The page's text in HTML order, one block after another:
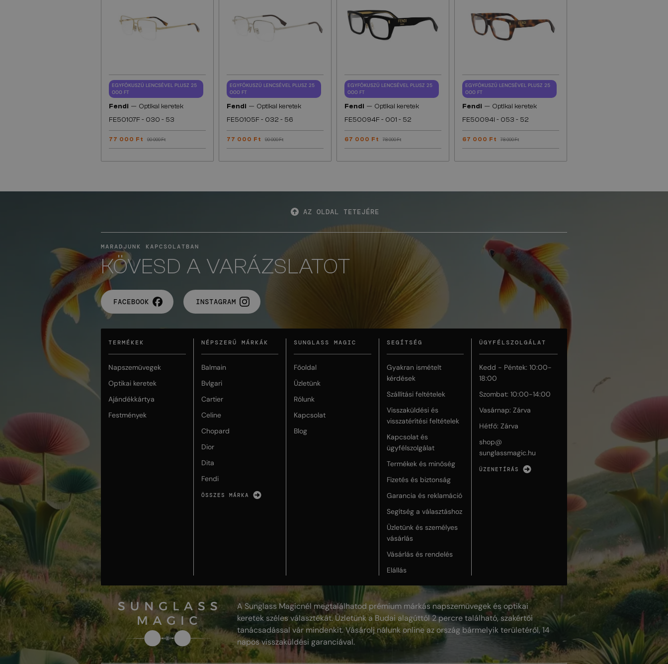
EGYFÓKUSZÚ LENCSÉVEL PLUSZ 25
000 FT
Fendi — Optikai keretek
FE50107F - 030 - 53
77 000 Ft 90 000 Ft
EGYFÓKUSZÚ LENCSÉVEL PLUSZ 25
000 FT
Fendi — Optikai keretek
FE50105F - 032 - 56
77 000 Ft 90 000 Ft
EGYFÓKUSZÚ LENCSÉVEL PLUSZ 25
000 FT
Fendi — Optikai keretek
FE50094F - 001 - 52
67 000 Ft 78 000 Ft
EGYFÓKUSZÚ LENCSÉVEL PLUSZ 25
000 FT
Fendi — Optikai keretek
FE50094I - 053 - 52
67 000 Ft 78 000 Ft
AZ OLDAL TETEJÉRE
MARADJUNK KAPCSOLATBAN
KÖVESD A VARÁZSLATOT
FACEBOOK INSTAGRAM
TERMÉKEK
Napszemüvegek
Optikai keretek
Ajándékkártya
Festmények
NÉPSZERŰ MÁRKÁK
Balmain
Bvlgari
Cartier
Celine
Chopard
Dior
Dita
Fendi
ÖSSZES MÁRKA
SUNGLASS MAGIC
Főoldal
Üzletünk
Rólunk
Kapcsolat
Blog
SEGÍTSÉG
Gyakran ismételt
kérdések
Szállítási feltételek
Visszaküldési és
visszatérítési feltételek
Kapcsolat és
ügyfélszolgálat
Termékek és minőség
Fizetés és biztonság
Garancia és reklamáció
Segítség a választáshoz
Üzletünk és személyes
vásárlás
Vásárlás és rendelés
Elállás
ÜGYFÉLSZOLGÁLAT
Kedd - Péntek: 10:00-
18:00
Szombat: 10:00-14:00
Vasárnap: Zárva
Hétfő: Zárva
shop@
sunglassmagic.hu
ÜZENETÍRÁS
A Sunglass Magicnél megtalálhatod prémium márkás napszemüvegek és optikai
keretek széles választékát. Üzletünk a Budai alagúttól 2 percre található, szakértői
tanácsadással vár mindenkit. Vásárolj nálunk online az ország bármelyik területéről, 14
napos visszaküldési garanciával.